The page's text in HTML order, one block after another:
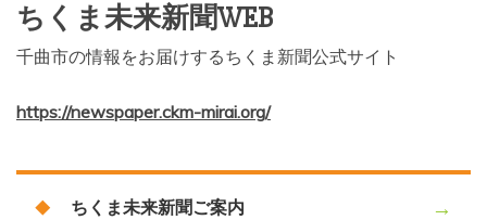
ちくま未来新聞WEB
千曲市の情報をお届けするちくま新聞公式サイト
https://newspaper.ckm-mirai.org/
ちくま未来新聞ご案内